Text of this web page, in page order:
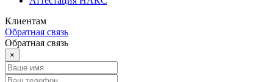
Клиентам
Обратная связь
Обратная связь
×